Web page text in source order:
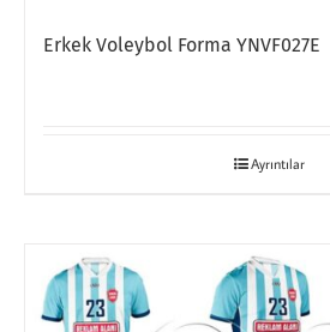
Erkek Voleybol Forma YNVF027E
Ayrıntılar